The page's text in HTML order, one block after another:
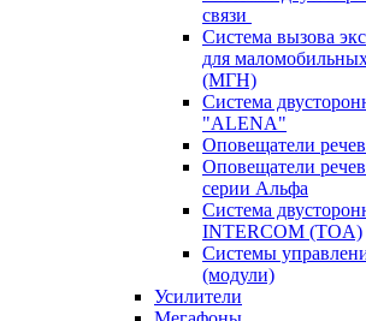
связи
Система вызова
для
(МГН)
Система
"ALENA"
Оповещатели
Оповещатели
серии Альфа
Система
INTERCOM (TOA)
Системы
(модули)
Усилители